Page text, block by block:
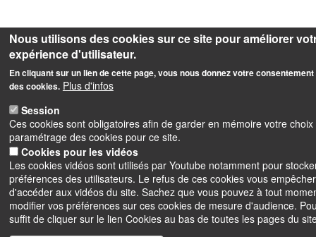
Nous utilisons des cookies sur ce site pour améliorer
expérience d'utilisateur.
En cliquant sur un lien de cette page, vous nous donnez votre
des cookies. Plus d'infos
Session
Ces cookies sont obligatoires afin de garder en mémoire votre choix
paramétrage des cookies pour ce site.
Cookies pour les vidéos
Les cookies vidéos sont utilisés par Youtube notamment pour
préférences des utilisateurs. Le refus de ces cookies vous
d'accéder aux vidéos du site. Sachez que vous pouvez à tout
modifier vos préférences sur ces cookies de mesure d'audience.
suffit de cliquer sur le lien Cookies au bas de toutes les pages du